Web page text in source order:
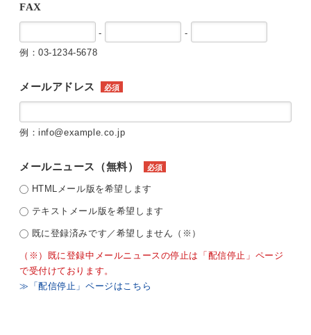
FAX
-
-
例：03-1234-5678
メールアドレス 必須
例：info@example.co.jp
メールニュース（無料） 必須
HTMLメール版を希望します
テキストメール版を希望します
既に登録済みです／希望しません（※）
（※）既に登録中メールニュースの停止は「配信停止」ページ
で受付けております。
≫「配信停止」ページはこちら